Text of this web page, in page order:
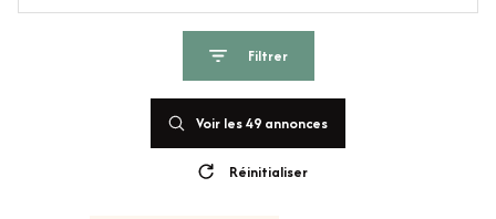
Filtrer
Voir les49 annonces
Réinitialiser